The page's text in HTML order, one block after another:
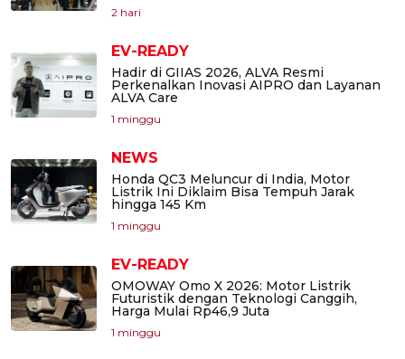
2 hari
EV-READY
Hadir di GIIAS 2026, ALVA Resmi
Perkenalkan Inovasi AIPRO dan Layanan
ALVA Care
1 minggu
NEWS
Honda QC3 Meluncur di India, Motor
Listrik Ini Diklaim Bisa Tempuh Jarak
hingga 145 Km
1 minggu
EV-READY
OMOWAY Omo X 2026: Motor Listrik
Futuristik dengan Teknologi Canggih,
Harga Mulai Rp46,9 Juta
1 minggu